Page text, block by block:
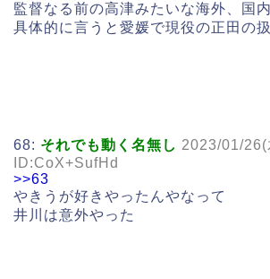
監督なる前の高津みたいな海外、国
具体的に言うと愛媛で現役の正田の
68: それでも動く名無し 2023/01/
ID:CoX+SufHd
>>63
やきうが好きやったんやなって
井川は意外やった